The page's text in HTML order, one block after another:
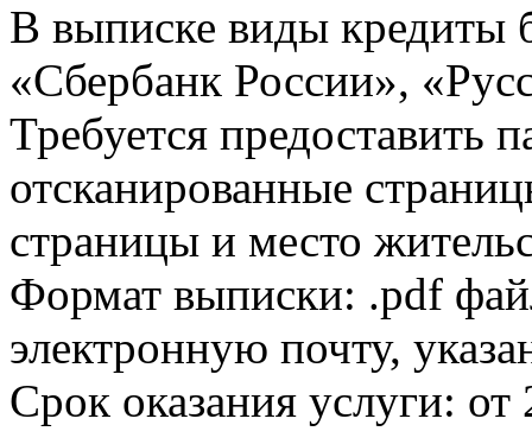
В выписке виды кредиты
«Сбербанк России»,
Требуется предоставить
отсканированные
страницы и место
Формат выписки: .pdf
электронную почту,
Срок оказания услуги: от